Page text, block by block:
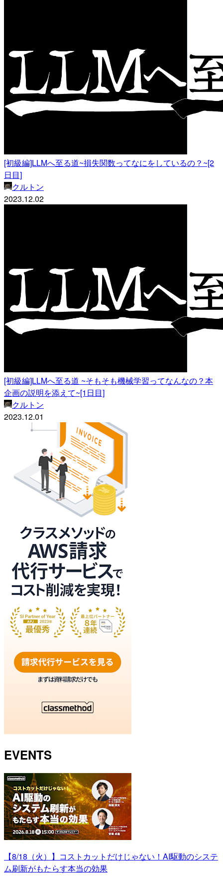
[初級編]LLMへ至る道~損失関数ってなにをしているの？~[2
日目]
クルトン
2023.12.02
[初級編]LLMへ至る道 ~そもそも機械学習ってなんなの？本
企画の説明を添えて~[1日目]
クルトン
2023.12.01
EVENTS
【8/18（火）】コストカットだけじゃない！AI駆動のシステ
ム刷新がもたらす本当の効果